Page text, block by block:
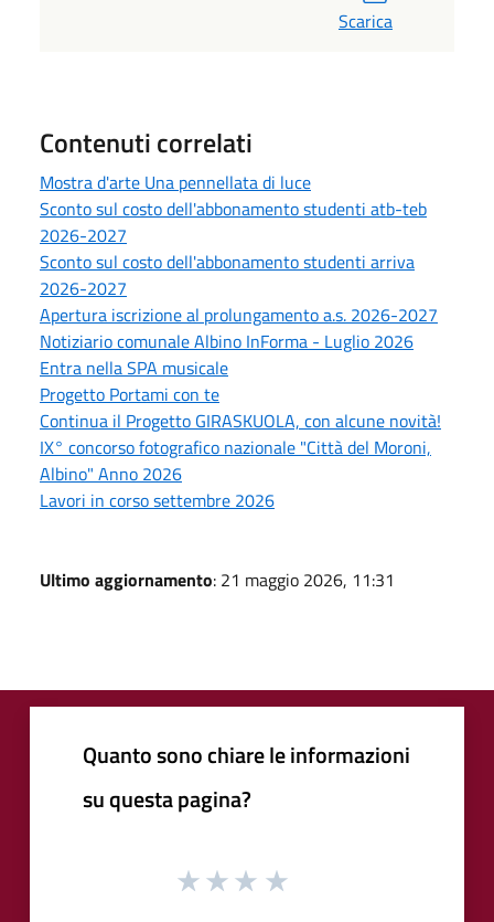
Scarica
Contenuti correlati
Mostra d'arte Una pennellata di luce
Sconto sul costo dell'abbonamento studenti atb-teb
2026-2027
Sconto sul costo dell'abbonamento studenti arriva
2026-2027
Apertura iscrizione al prolungamento a.s. 2026-2027
Notiziario comunale Albino InForma - Luglio 2026
Entra nella SPA musicale
Progetto Portami con te
Continua il Progetto GIRASKUOLA, con alcune novità!
IX° concorso fotografico nazionale "Città del Moroni,
Albino" Anno 2026
Lavori in corso settembre 2026
Ultimo aggiornamento: 21 maggio 2026, 11:31
Quanto sono chiare le informazioni
su questa pagina?